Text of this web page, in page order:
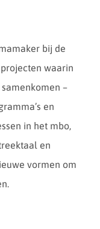
bij de
waarin
–
en
in het mbo,
en
vormen om